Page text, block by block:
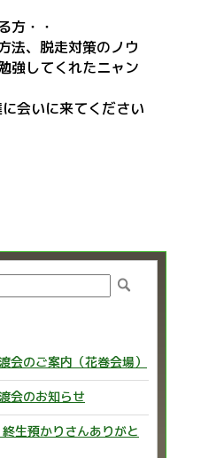
方・・
法、脱走対策のノウ
強してくれたニャン
会いに来てください
のご案内（花巻会場）
のお知らせ
預かりさんありがと